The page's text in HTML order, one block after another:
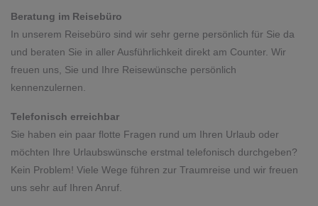
Beratung im Reisebüro​​​​​​​
In unserem Reisebüro sind wir sehr gerne persönlich für Sie da
und beraten Sie in aller Ausführlichkeit direkt am Counter. Wir
freuen uns, Sie und Ihre Reisewünsche persönlich
kennenzulernen.
Telefonisch erreichbar​​​​​​​
​​​​​​​Sie haben ein paar flotte Fragen rund um Ihren Urlaub oder
möchten Ihre Urlaubswünsche erstmal telefonisch durchgeben?
Kein Problem! Viele Wege führen zur Traumreise und wir freuen
uns sehr auf Ihren Anruf.